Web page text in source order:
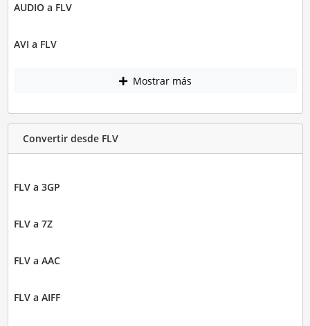
AUDIO a FLV
AVI a FLV
Mostrar más
Convertir desde FLV
FLV a 3GP
FLV a 7Z
FLV a AAC
FLV a AIFF